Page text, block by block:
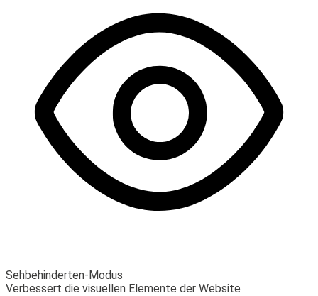
Sehbehinderten-Modus
Verbessert die visuellen Elemente der Website